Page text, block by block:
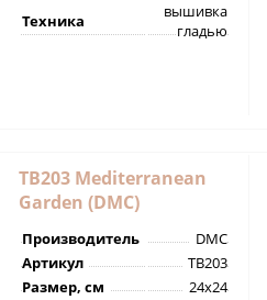
Техника
вышивка
гладью
TB203 Mediterranean
Garden (DMC)
Производитель
DMC
Артикул
TB203
Размер, см
24х24